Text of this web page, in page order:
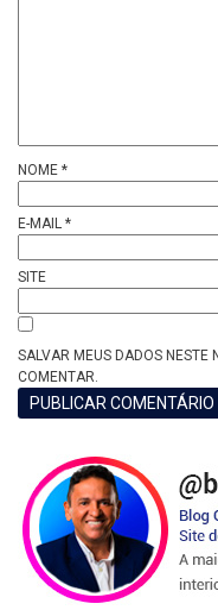
NOME *
E-MAIL *
SITE
SALVAR MEUS DADOS NESTE
COMENTAR.